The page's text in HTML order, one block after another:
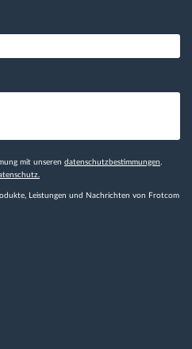
mit unseren datenschutzbestimmungen
Leistungen und Nachrichten von Frotcom